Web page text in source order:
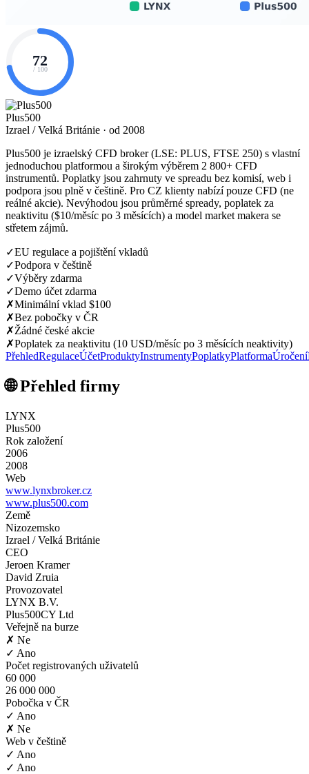
72
/ 100
Plus500
Izrael / Velká Británie · od 2008
Plus500 je izraelský CFD broker (LSE: PLUS, FTSE 250) s vlastní
jednoduchou platformou a širokým výběrem 2 800+ CFD
instrumentů. Poplatky jsou zahrnuty ve spreadu bez komisí, web i
podpora jsou plně v češtině. Pro CZ klienty nabízí pouze CFD (ne
reálné akcie). Nevýhodou jsou průměrné spready, poplatek za
neaktivitu ($10/měsíc po 3 měsících) a model market makera se
střetem zájmů.
✓EU regulace a pojištění vkladů
✓Podpora v češtině
✓Výběry zdarma
✓Demo účet zdarma
✗Minimální vklad $100
✗Bez pobočky v ČR
✗Žádné české akcie
✗Poplatek za neaktivitu (10 USD/měsíc po 3 měsících neaktivity)
PřehledRegulaceÚčetProduktyInstrumentyPoplatkyPlatformaÚročení
🌐 Přehled firmy
LYNX
Plus500
Rok založení
2006
2008
Web
www.lynxbroker.cz
www.plus500.com
Země
Nizozemsko
Izrael / Velká Británie
CEO
Jeroen Kramer
David Zruia
Provozovatel
LYNX B.V.
Plus500CY Ltd
Veřejně na burze
✗ Ne
✓ Ano
Počet registrovaných uživatelů
60 000
26 000 000
Pobočka v ČR
✓ Ano
✗ Ne
Web v češtině
✓ Ano
✓ Ano